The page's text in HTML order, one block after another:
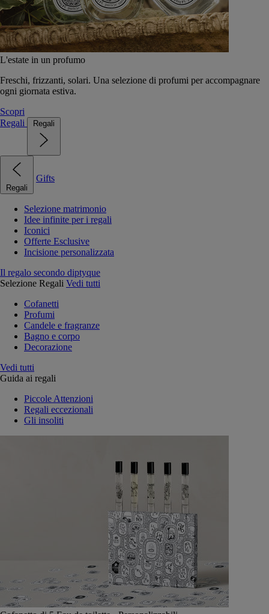
L'estate in un profumo
Freschi, frizzanti, solari. Una selezione di profumi per accompagnare
ogni giornata estiva.
Scopri
Regali
Regali
Regali
Gifts
Selezione matrimonio
Idee infinite per i regali
Iconici
Offerte Esclusive
Incisione personalizzata
Il regalo secondo diptyque
Selezione Regali Vedi tutti
Cofanetti
Profumi
Candele e fragranze
Bagno e corpo
Decorazione
Vedi tutti
Guida ai regali
Piccole Attenzioni
Regali eccezionali
Gli insoliti